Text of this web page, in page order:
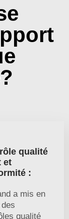
qualité
et
:
a mis en
qualité